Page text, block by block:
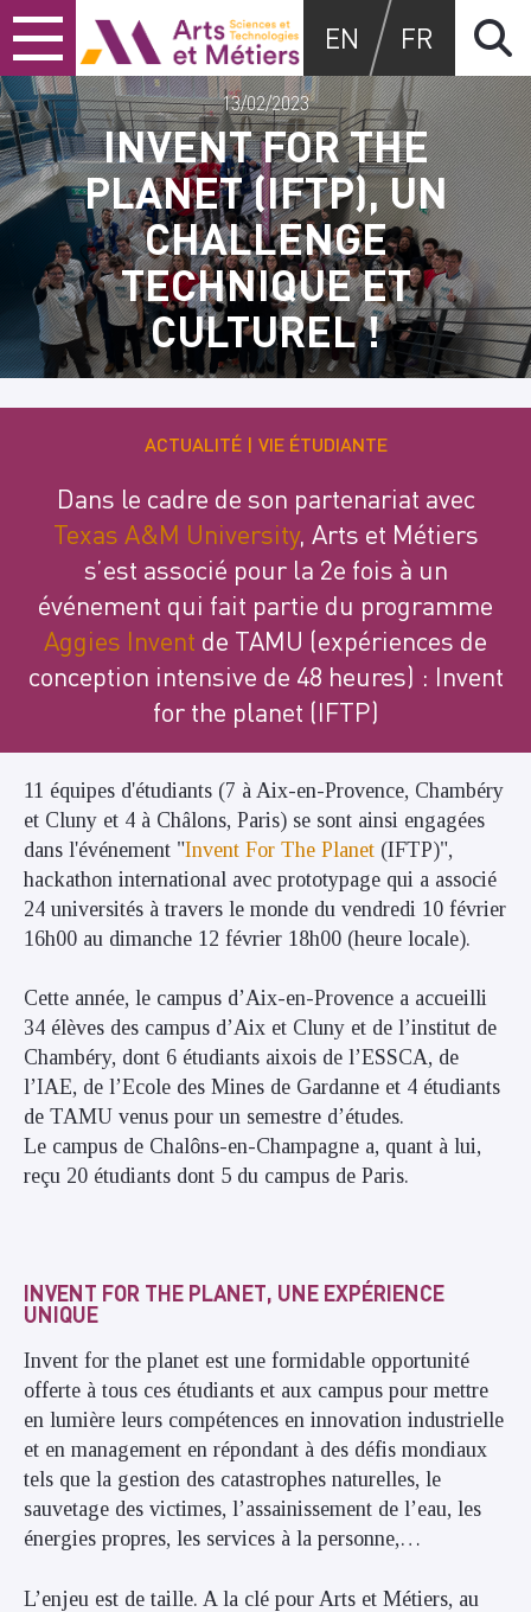
Skip
to
content
Skip
to
main
menu
Skip
to
search
Arts et métiers
EN FR
INVENT FOR THE
PLANET (IFTP), UN
CHALLENGE
TECHNIQUE ET
CULTUREL !
13/02/2023
ACTUALITÉ VIE ÉTUDIANTE
Dans le cadre de son partenariat avec
Texas A&M University, Arts et Métiers
s’est associé pour la 2e fois à un
événement qui fait partie du programme
Aggies Invent de TAMU (expériences de
conception intensive de 48 heures) : Invent
for the planet (IFTP)
11 équipes d'étudiants (7 à Aix-en-Provence, Chambéry
et Cluny et 4 à Châlons, Paris) se sont ainsi engagées
dans l'événement "Invent For The Planet (IFTP)",
hackathon international avec prototypage qui a associé
24 universités à travers le monde du vendredi 10 février
16h00 au dimanche 12 février 18h00 (heure locale).
Cette année, le campus d’Aix-en-Provence a accueilli
34 élèves des campus d’Aix et Cluny et de l’institut de
Chambéry, dont 6 étudiants aixois de l’ESSCA, de
l’IAE, de l’Ecole des Mines de Gardanne et 4 étudiants
de TAMU venus pour un semestre d’études.
Le campus de Chalôns-en-Champagne a, quant à lui,
reçu 20 étudiants dont 5 du campus de Paris.
INVENT FOR THE PLANET, UNE EXPÉRIENCE
UNIQUE
Invent for the planet est une formidable opportunité
offerte à tous ces étudiants et aux campus pour mettre
en lumière leurs compétences en innovation industrielle
et en management en répondant à des défis mondiaux
tels que la gestion des catastrophes naturelles, le
sauvetage des victimes, l’assainissement de l’eau, les
énergies propres, les services à la personne,…
L’enjeu est de taille. A la clé pour Arts et Métiers, au